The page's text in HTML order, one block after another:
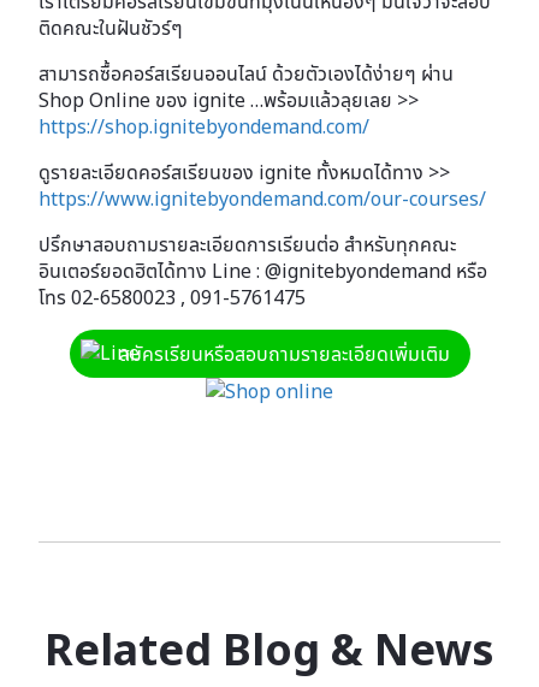
ติดคณะในฝันชัวร์ๆ
สามารถซื้อคอร์สเรียนออนไลน์ ด้วยตัวเองได้ง่ายๆ ผ่าน
Shop Online ของ ignite …พร้อมแล้วลุยเลย >>
https://shop.ignitebyondemand.com/
ดูรายละเอียดคอร์สเรียนของ ignite ทั้งหมดได้ทาง >>
https://www.ignitebyondemand.com/our-courses/
ปรึกษาสอบถามรายละเอียดการเรียนต่อ สำหรับทุกคณะ
อินเตอร์ยอดฮิตได้ทาง Line : @ignitebyondemand หรือ
โทร 02-6580023 , 091-5761475
สมัครเรียนหรือสอบถามรายละเอียดเพิ่มเติม
Related Blog & News